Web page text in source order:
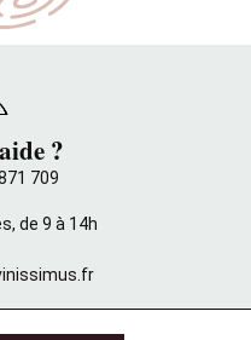
?
709
de 9 à 14h